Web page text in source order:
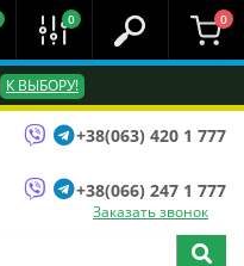
К ВЫБОРУ!
0 0
+38(063) 420 1 777
+38(066) 247 1 777
Заказать звонок